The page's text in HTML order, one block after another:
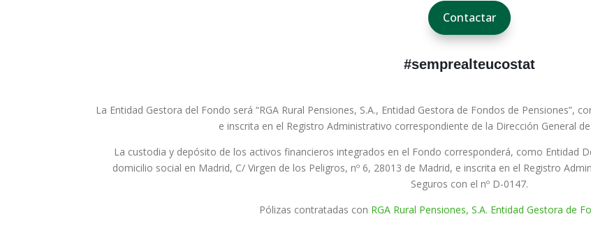
Contactar
#semprealteucostat
La Entidad Gestora del Fondo será “RGA Rural Pensiones, S.A., Entidad Gestora de Fondos de Pensiones”,
e inscrita en el Registro Administrativo correspondiente de la Dirección General
La custodia y depósito de los activos financieros integrados en el Fondo corresponderá, como Entidad
domicilio social en Madrid, C/ Virgen de los Peligros, nº 6, 28013 de Madrid, e inscrita en el Registro
Seguros con el nº D-0147.
Pólizas contratadas con RGA Rural Pensiones, S.A. Entidad Gestora de